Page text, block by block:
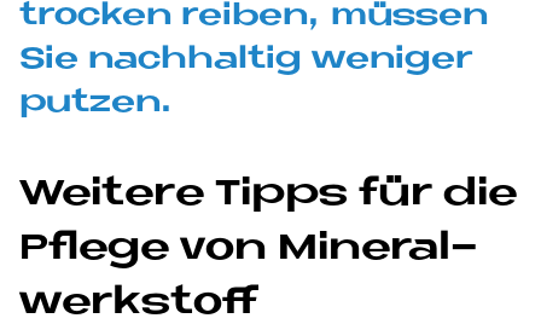
trocken rei­ben, müs­sen
Sie nach­hal­tig we­ni­ger
put­zen.
Wei­te­re Tipps für die
Pfle­ge von Mi­ne­ral­
werk­stoff